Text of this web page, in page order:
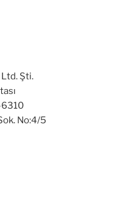
Şti.
6310
No:4/5